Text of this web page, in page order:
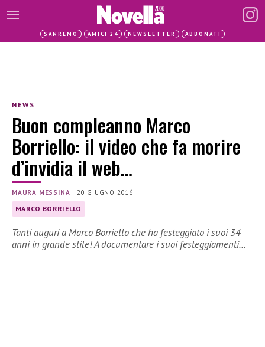
SANREMO AMICI 24 NEWSLETTER ABBONATI
NEWS
Buon compleanno Marco
Borriello: il video che fa morire
d’invidia il web…
MAURA MESSINA | 20 GIUGNO 2016
MARCO BORRIELLO
Tanti auguri a Marco Borriello che ha festeggiato i suoi 34
anni in grande stile! A documentare i suoi festeggiamenti…